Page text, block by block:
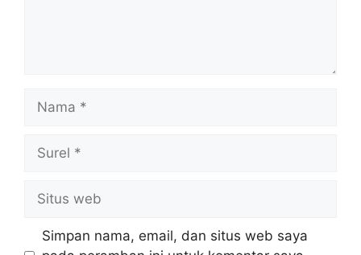
Nama
Surel
Situs
web
Simpan nama, email, dan situs web saya